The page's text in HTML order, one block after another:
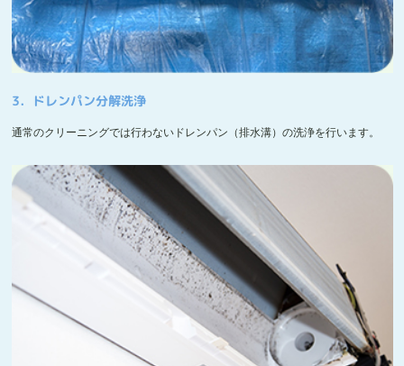
3．ドレンパン分解洗浄
通常のクリーニングでは行わないドレンパン（排水溝）の洗浄を行います。